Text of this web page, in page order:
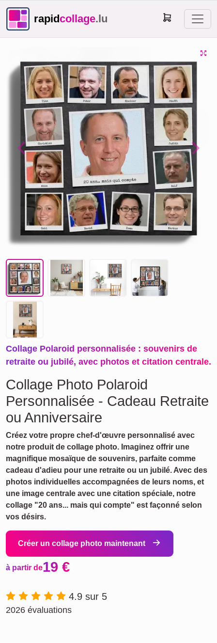
rapidcollage.lu
Previous Next
Collage Polaroid personnalisée : souvenirs de
retraite ou jubilé, avec photos et citation centrale.
Collage Photo Polaroid
Personnalisée - Cadeau Retraite
ou Anniversaire
Créez votre propre chef-d'œuvre personnalisé avec
notre produit de collage photo. Imaginez offrir une
magnifique mosaïque de souvenirs, parfaite comme
cadeau d'adieu pour une retraite ou un jubilé. Avec des
photos individuelles accompagnées de leurs noms, et
une image centrale avec une citation spéciale, notre
collage "20 ans... mais qui compte" est façonné selon
vos désirs.
Créer un collage photo maintenant
à partir de19 €
4.9 sur 5
2026 évaluations